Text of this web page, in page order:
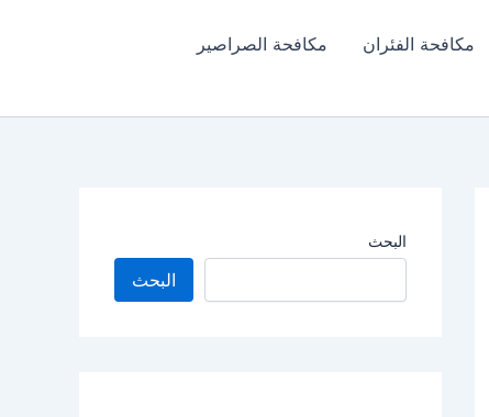
مكافحة الفئران​
مكافحة الصراصير
البحث
البحث